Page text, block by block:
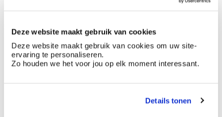
Deze website maakt gebruik van cookies
Deze website maakt gebruik van cookies om uw site-
ervaring te personaliseren.
Zo houden we het voor jou op elk moment interessant.
Details tonen